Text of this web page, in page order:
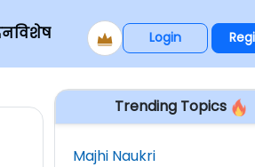
Login
Trending Topics
Majhi Naukri